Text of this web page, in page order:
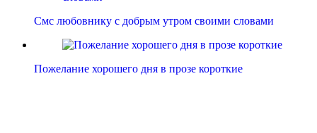
Смс любовнику с добрым утром своими словами
Пожелание хорошего дня в прозе короткие